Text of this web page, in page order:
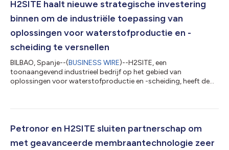
H2SITE haalt nieuwe strategische investering
binnen om de industriële toepassing van
oplossingen voor waterstofproductie en -
scheiding te versnellen
BILBAO, Spanje--(BUSINESS WIRE)--H2SITE, een
toonaangevend industrieel bedrijf op het gebied van
oplossingen voor waterstofproductie en -scheiding, heeft de
investeerder aan boord, die de volgende groeifase van het
in deze ronde heeft opgehaald is meer dan 42 miljoen euro.
Deze nieuwe partners voegen zich bij BEV, S...
Petronor en H2SITE sluiten partnerschap om
met geavanceerde membraantechnologie zeer